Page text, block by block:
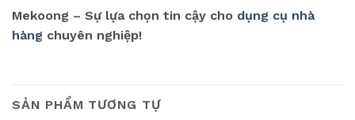
Mekoong – Sự lựa chọn tin cậy cho dụng cụ nhà
hàng chuyên nghiệp!
SẢN PHẨM TƯƠNG TỰ